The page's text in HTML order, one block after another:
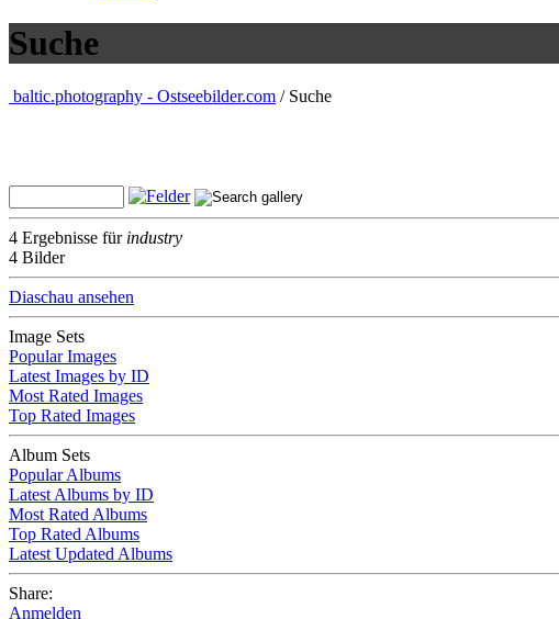
Suche
baltic.photography - Ostseebilder.com / Suche
4 Ergebnisse für industry
4 Bilder
Diaschau ansehen
Image Sets
Popular Images
Latest Images by ID
Most Rated Images
Top Rated Images
Album Sets
Popular Albums
Latest Albums by ID
Most Rated Albums
Top Rated Albums
Latest Updated Albums
Share:
Anmelden